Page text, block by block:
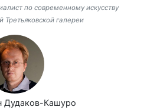
по современному искусству
Третьяковской галереи
Дудаков-Кашуро